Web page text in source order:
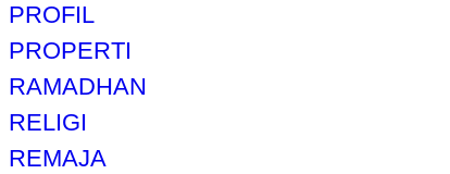
PROFIL
PROPERTI
RAMADHAN
RELIGI
REMAJA